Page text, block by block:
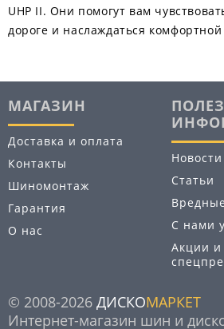
UHP II. Они помогут вам
дороге и наслаждаться
МАГАЗИН
Доставка и оплата
Контакты
Шиномонтаж
Гарантия
О нас
Новости
Статьи
С нами
Акции и
© 2008-2026 ДИСКОМАРКЕТ
Интернет-магазин шин и